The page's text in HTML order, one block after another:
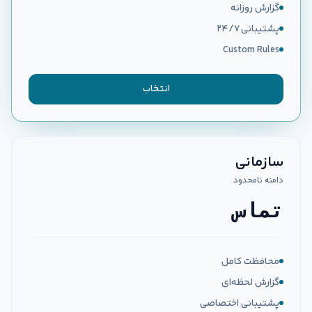
گزارش روزانه
پشتیبانی ۲۴/۷
Custom Rules
انتخاب
سازمانی
دامنه نامحدود
تماس
محافظت کامل
گزارش لحظه‌ای
پشتیبانی اختصاصی